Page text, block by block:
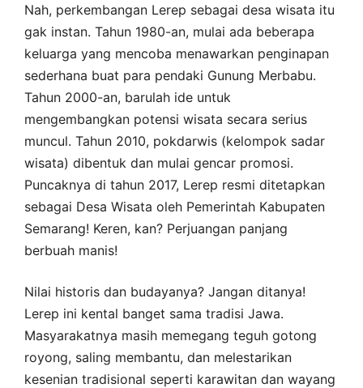
Nah, perkembangan Lerep sebagai desa wisata itu
gak instan. Tahun 1980-an, mulai ada beberapa
keluarga yang mencoba menawarkan penginapan
sederhana buat para pendaki Gunung Merbabu.
Tahun 2000-an, barulah ide untuk
mengembangkan potensi wisata secara serius
muncul. Tahun 2010, pokdarwis (kelompok sadar
wisata) dibentuk dan mulai gencar promosi.
Puncaknya di tahun 2017, Lerep resmi ditetapkan
sebagai Desa Wisata oleh Pemerintah Kabupaten
Semarang! Keren, kan? Perjuangan panjang
berbuah manis!
Nilai historis dan budayanya? Jangan ditanya!
Lerep ini kental banget sama tradisi Jawa.
Masyarakatnya masih memegang teguh gotong
royong, saling membantu, dan melestarikan
kesenian tradisional seperti karawitan dan wayang